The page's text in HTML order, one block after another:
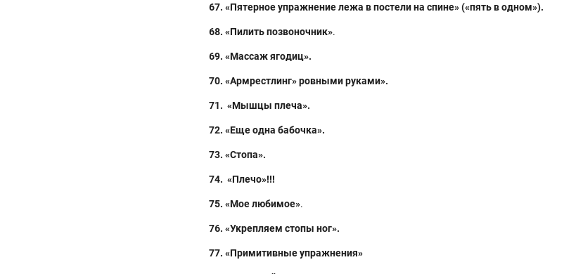
67. «Пятерное упражнение лежа в постели на спине» («пять в одном»).
68. «Пилить позвоночник».
69. «Массаж ягодиц».
70. «Армрестлинг» ровными руками».
71. «Мышцы плеча».
72. «Еще одна бабочка».
73. «Стопа».
74. «Плечо»!!!
75. «Мое любимое».
76. «Укрепляем стопы ног».
77. «Примитивные упражнения»